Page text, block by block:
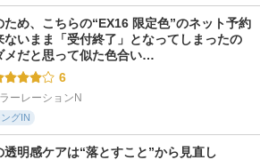
ため、こちらの“EX16 限定色”のネット予約
ないまま「受付終了」となってしまったの
メだと思って似た色合い…
6
ーレーションN
グIN
透明感ケアは“落とすこと”から見直し